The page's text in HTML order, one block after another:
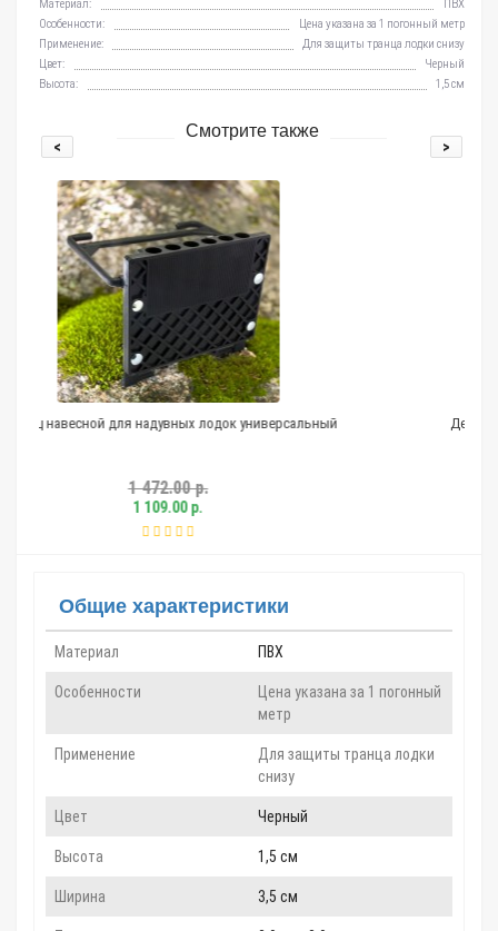
Материал:
ПВХ
Особенности:
Цена указана за 1 погонный метр
Применение:
Для защиты транца лодки снизу
Цвет:
Черный
Высота:
1,5 см
Смотрите также
лодок универсальный Держатель спиннинга
< >
Общие характеристики
Материал ПВХ
Особенности
Цена указана за 1 погонный
метр
Применение
Для защиты транца лодки
снизу
Цвет Черный
Высота 1,5 см
Ширина 3,5 см